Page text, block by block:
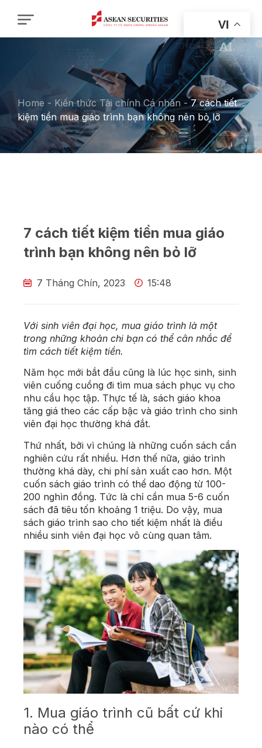
Home - Kiến thức Tài chính Cá nhân -7 cách tiết
kiệm tiền mua giáo trình bạn không nên bỏ lỡ
7 cách tiết kiệm tiền mua giáo
trình bạn không nên bỏ lỡ
7 Tháng Chín, 2023 15:48
Với sinh viên đại học, mua giáo trình là một
trong những khoản chi bạn có thể cân nhắc để
tìm cách tiết kiệm tiền.
Năm học mới bắt đầu cũng là lúc học sinh, sinh
viên cuống cuồng đi tìm mua sách phục vụ cho
nhu cầu học tập. Thực tế là, sách giáo khoa
tăng giá theo các cấp bậc và giáo trình cho sinh
viên đại học thường khá đắt.
Thứ nhất, bởi vì chúng là những cuốn sách cần
nghiên cứu rất nhiều. Hơn thế nữa, giáo trình
thường khá dày, chi phí sản xuất cao hơn. Một
cuốn sách giáo trình có thể dao động từ 100-
200 nghìn đồng. Tức là chỉ cần mua 5-6 cuốn
sách đã tiêu tốn khoảng 1 triệu. Do vậy, mua
sách giáo trình sao cho tiết kiệm nhất là điều
nhiều sinh viên đại học vô cùng quan tâm.
1. Mua giáo trình cũ bất cứ khi
nào có thể
VI